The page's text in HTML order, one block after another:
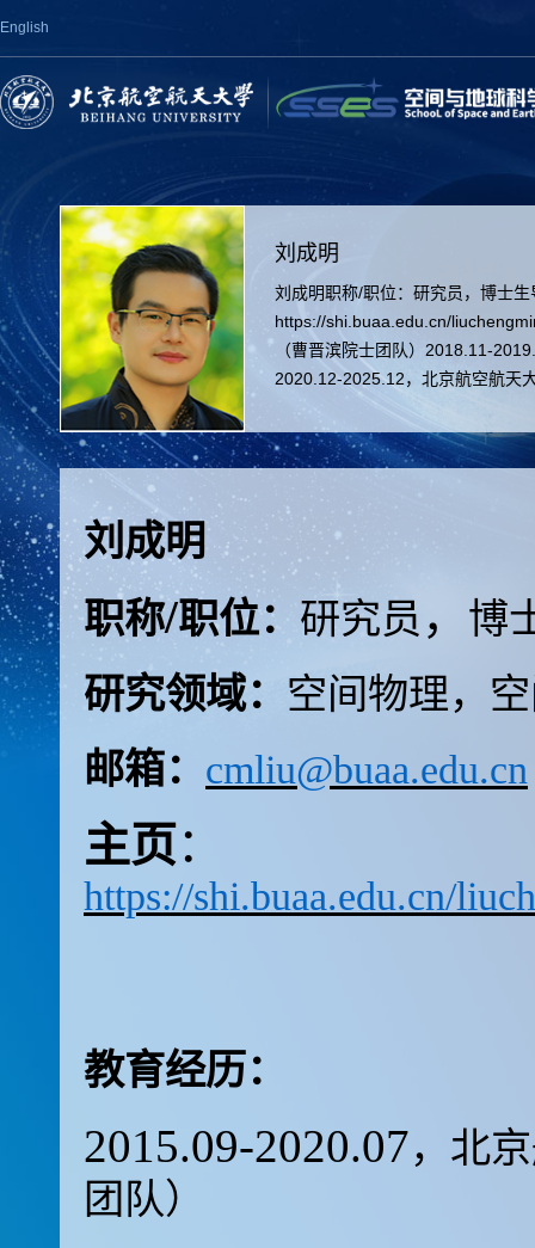
English
刘成明
刘成明职称/职位：研究员，博士
https://shi.buaa.edu.cn/
（曹晋滨院士团队）2018.11-
2020.12-2025.12，北京航空航天
刘成明
职称/职位： 研究员 ，
博
研究领域： 空间物理，
邮箱： cmliu@buaa.edu.cn
主页：
https://shi.buaa.edu.cn/
教育经历：
2015.09-2020.07，北
团队）